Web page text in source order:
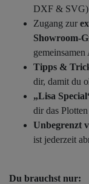
DXF & SVG)
Zugang zur
Showroom-
Tipps &
dir, damit du
„Lisa
dir das
Unbegrenzt
ist jederzeit
Du brauchst nur: